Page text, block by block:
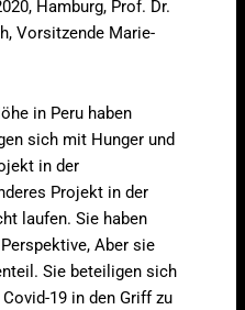
Hamburg, Prof. Dr.
Vorsitzende Marie-
in Peru haben
sich mit Hunger und
in der
Projekt in der
laufen. Sie haben
Aber sie
Sie beteiligen sich
19 in den Griff zu